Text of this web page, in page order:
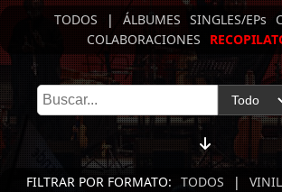
TODOS | ÁLBUMES SINGLES/EPs
COLABORACIONES
FILTRAR POR FORMATO: TODOS |